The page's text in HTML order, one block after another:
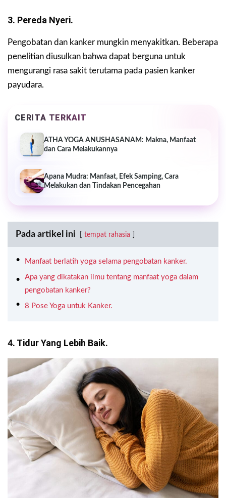
3. Pereda Nyeri.
Pengobatan dan kanker mungkin menyakitkan. Beberapa
penelitian diusulkan bahwa dapat berguna untuk
mengurangi rasa sakit terutama pada pasien kanker
payudara.
CERITA TERKAIT
ATHA YOGA ANUSHASANAM: Makna, Manfaat
dan Cara Melakukannya
Apana Mudra: Manfaat, Efek Samping, Cara
Melakukan dan Tindakan Pencegahan
Pada artikel ini tempat rahasia
Manfaat berlatih yoga selama pengobatan kanker.
Apa yang dikatakan ilmu tentang manfaat yoga dalam
pengobatan kanker?
8 Pose Yoga untuk Kanker.
4. Tidur Yang Lebih Baik.